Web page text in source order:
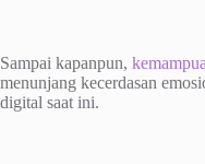
Sampai kapanpun,
menunjang kecerdasan
digital saat ini.